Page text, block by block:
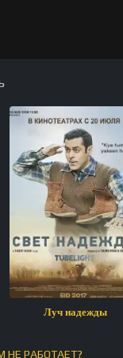
Луч надежды
НЕ РАБОТАЕТ?